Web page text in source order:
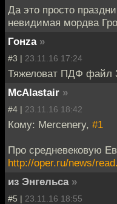
Да это просто
невидимая мордва
Гонzа »
#3 | 23.11.16 17:24
Тяжеловат ПДФ файл
McAlastair »
#4 | 23.11.16 18:42
Кому: Mercenery, #1
Про средневековую
http://oper.ru/news/
из Энгельса »
#5 | 23.11.16 18:55